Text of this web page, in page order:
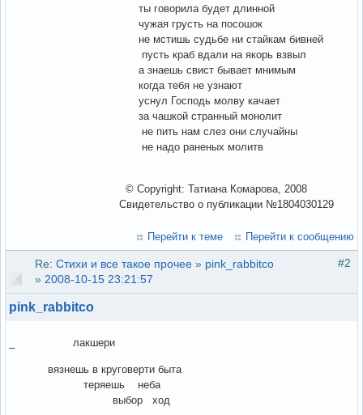
ты говорила будет длинной
чужая грусть на посошок
не мстишь судьбе ни стайкам бивней
пусть краб вдали на якорь взвыл
а знаешь свист бывает мнимым
когда тебя не узнают
уснул Господь молву качает
за чашкой странный монолит
не пить нам слез они случайны
не надо раненых молитв
© Copyright: Татиана Комарова, 2008
Свидетельство о публикации №1804030129
Перейти к теме Перейти к сообщению
#2
Re: Стихи и все такое прочее » pink_rabbitco
» 2008-10-15 23:21:57
pink_rabbitco
_ лакшери
вязнешь в круговерти быта
теряешь неба
выбор ход